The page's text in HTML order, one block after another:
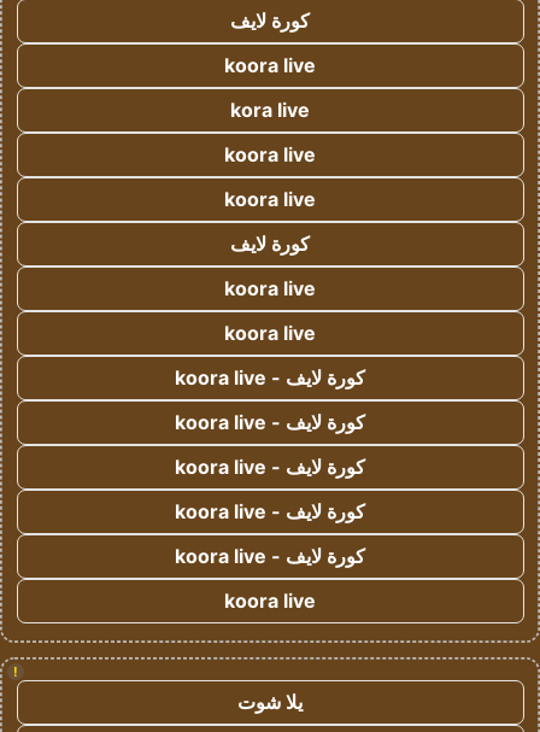
كورة لايف
koora live
kora live
koora live
koora live
كورة لايف
koora live
koora live
كورة لايف - koora live
كورة لايف - koora live
كورة لايف - koora live
كورة لايف - koora live
كورة لايف - koora live
koora live
!
يلا شوت